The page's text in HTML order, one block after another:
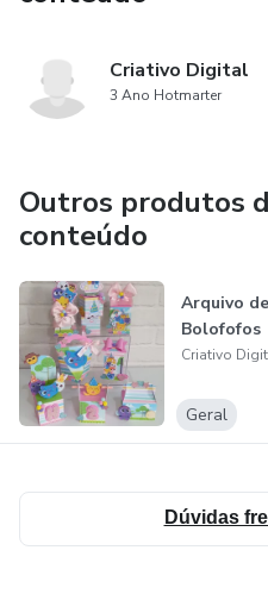
Criativo Digital
3 Ano Hotmarter
Outros produtos
conteúdo
Arquivo
Bolofofos
Criativo
Geral
Dúvidas